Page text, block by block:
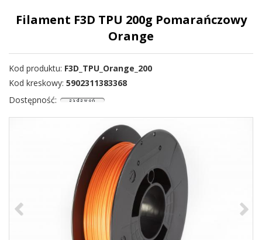
Filament F3D TPU 200g Pomarańczowy
Orange
Kod produktu: F3D_TPU_Orange_200
Kod kreskowy: 5902311383368
Dostępność: